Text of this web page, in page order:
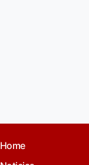
Home